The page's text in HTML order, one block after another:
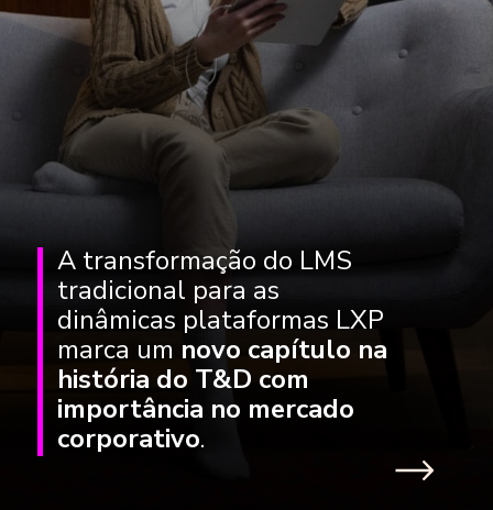
A transformação do LMS
tradicional para as
dinâmicas plataformas LXP
marca um novo capítulo na
história do T&D com
importância no mercado
corporativo.